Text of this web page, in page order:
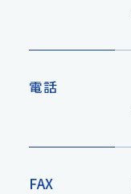
電話
FAX